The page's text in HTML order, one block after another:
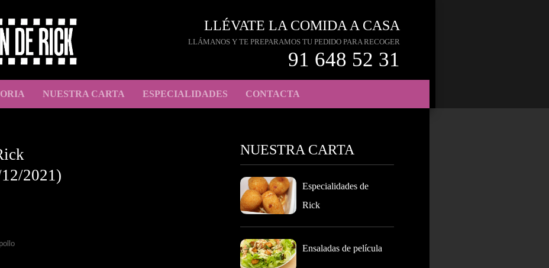
LLÉVATE LA COMIDA A CASA
LLÁMANOS Y TE PREPARAMOS TU PEDIDO PARA RECOGER
91 648 52 31
NUESTRA CARTA ESPECIALIDADES CONTACTA
2021)
NUESTRA CARTA
Especialidades de
Rick
Ensaladas de película